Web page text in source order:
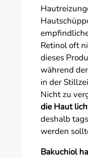
Retinol oft
dieses
während
in der
Nicht zu
die Haut
deshalb
werden
Bakuchiol